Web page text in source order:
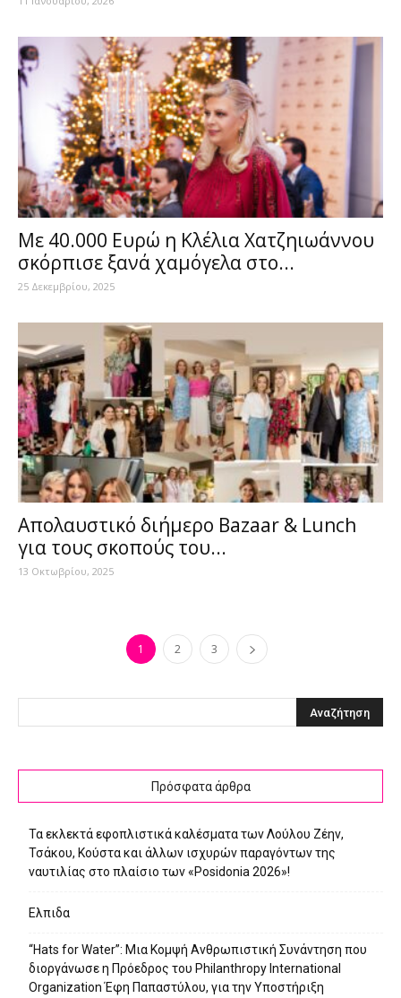
Με 40.000 Ευρώ η Κλέλια Χατζηιωάννου
σκόρπισε ξανά χαμόγελα στο...
25 Δεκεμβρίου, 2025
Απολαυστικό διήμερο Bazaar & Lunch
για τους σκοπούς του...
13 Οκτωβρίου, 2025
1 2 3
Πρόσφατα άρθρα
Τα εκλεκτά εφοπλιστικά καλέσματα των Λούλου Ζέην,
Τσάκου, Κούστα και άλλων ισχυρών παραγόντων της
ναυτιλίας στο πλαίσιο των «Posidonia 2026»!
Ελπιδα
“Hats for Water”: Μια Κομψή Ανθρωπιστική Συνάντηση που
διοργάνωσε η Πρόεδρος του Philanthropy International
Organization Έφη Παπαστύλου, για την Υποστήριξη